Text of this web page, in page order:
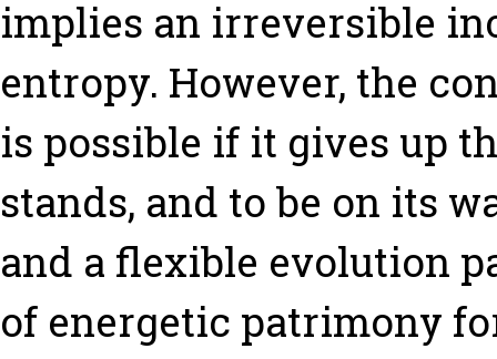
implies an irreversible
entropy. However, the
is possible if it gives up
stands, and to be on its
and a flexible evolution
of energetic patrimony